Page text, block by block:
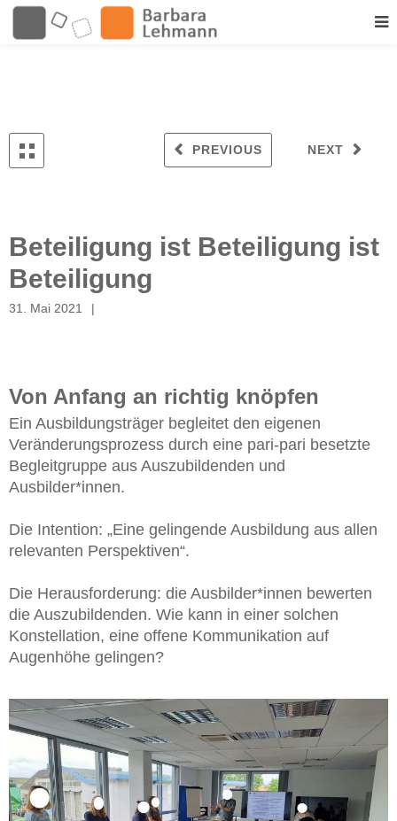
NEXT
PREVIOUS
Beteiligung ist Beteiligung ist
Beteiligung
31. Mai 2021
Von Anfang an richtig knöpfen
Ein Ausbildungsträger begleitet den eigenen
Veränderungsprozess durch eine pari-pari besetzte
Begleitgruppe aus Auszubildenden und
Ausbilder*innen.
Die Intention: „Eine gelingende Ausbildung aus allen
relevanten Perspektiven“.
Die Herausforderung: die Ausbilder*innen bewerten
die Auszubildenden. Wie kann in einer solchen
Konstellation, eine offene Kommunikation auf
Augenhöhe gelingen?